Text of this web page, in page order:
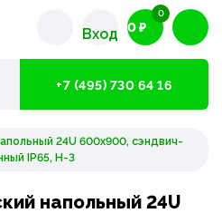
Вход 0 ₽
0
+7 (495) 730 64 16
24U 600х900, сэндвич-
IP65, Н-3
напольный 24U